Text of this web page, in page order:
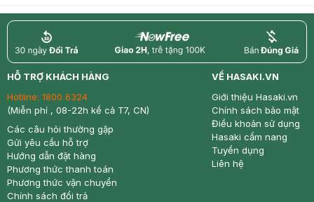
return nowfree price
HỖ TRỢ KHÁCH HÀNG
Hotline: 1800 6324
(Miễn phí , 08-22h kể cả T7, CN)
Các câu hỏi thường gặp
Gửi yêu cầu hỗ trợ
Hướng dẫn đặt hàng
Phương thức thanh toán
Phương thức vận chuyển
Chính sách đổi trả
VỀ HASAKI.VN
Giới thiệu Hasaki.vn
Chính sách bảo mật
Điều khoản sử dụng
Hasaki cẩm nang
Tuyển dụng
Liên hệ